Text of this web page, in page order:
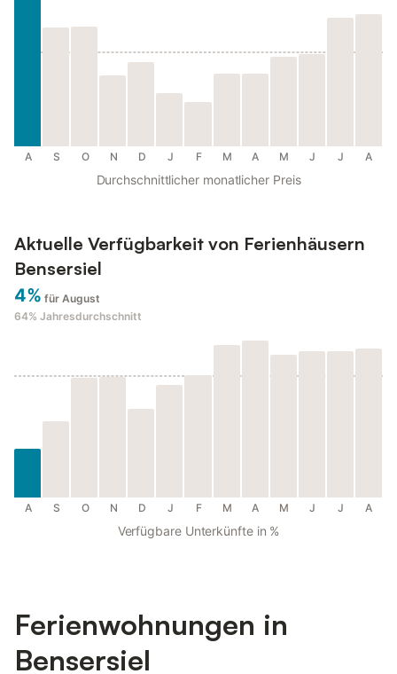
A S O N D J F M A M J J A
Durchschnittlicher monatlicher Preis
Aktuelle Verfügbarkeit von Ferienhäusern
Bensersiel
4% für August
64% Jahresdurchschnitt
A S O N D J F M A M J J A
Verfügbare Unterkünfte in %
Ferienwohnungen in
Bensersiel